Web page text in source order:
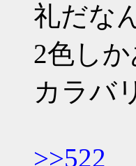
礼だな
2色し
カラバ
>>522